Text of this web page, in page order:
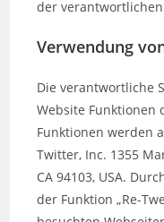
der verantwortlichen
Verwendung
Die verantwortliche
Website Funktionen
Funktionen werden
Twitter, Inc. 1355
CA 94103, USA.
der Funktion „Re-